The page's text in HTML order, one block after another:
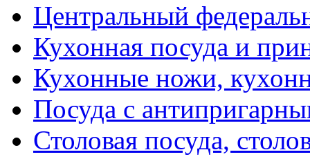
Центральный
Кухонная посуда и
Кухонные ножи,
Посуда с
Столовая посуда,